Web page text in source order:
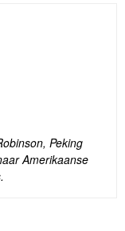
Peking
Amerikaanse